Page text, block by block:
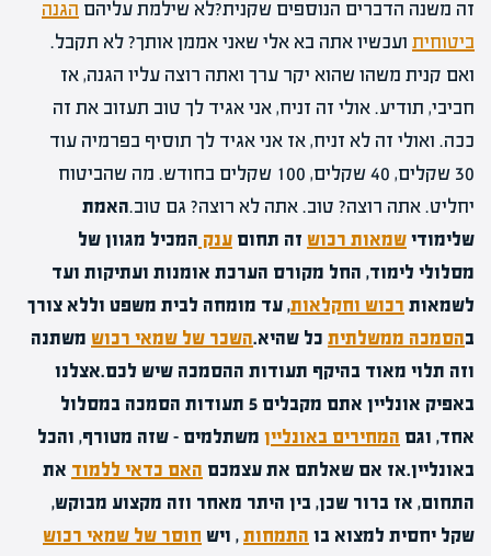
זה משנה הדברים הנוספים שקנית?לא שילמת עליהם הגנה
ביטוחית ועכשיו אתה בא אלי שאני אממן אותך? לא תקבל.
ואם קנית משהו שהוא יקר ערך ואתה רוצה עליו הגנה, אז
חביבי, תודיע. אולי זה זניח, אני אגיד לך טוב תעזוב את זה
ככה. ואולי זה לא זניח, אז אני אגיד לך תוסיף בפרמיה עוד
30 שקלים, 40 שקלים, 100 שקלים בחודש. מה שהביטוח
יחליט. אתה רוצה? טוב. אתה לא רוצה? גם טוב.האמת
שלימודישמאות רכוש זה תחום ענק המכיל מגוון של
מסלולי לימוד, החל מקורס הערכת אומנות ועתיקות ועד
לשמאות רכוש וחקלאות, עד מומחה לבית משפט וללא צורך
בהסמכה ממשלתית כל שהיא.השכר של שמאי רכוש משתנה
וזה תלוי מאוד בהיקף תעודות ההסמכה שיש לכם.אצלנו
באפיק אונליין אתם מקבלים 5 תעודות הסמכה במסלול
אחד, וגם המחירים באונליין משתלמים – שזה מטורף, והכל
באונליין.אז אם שאלתם את עצמכם האם כדאי ללמוד את
התחום, אז ברור שכן, בין היתר מאחר וזה מקצוע מבוקש,
שקל יחסית למצוא בו התמחות, ויש חוסר של שמאי רכוש